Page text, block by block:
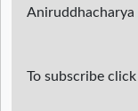
Aniruddhacharya
To subscribe